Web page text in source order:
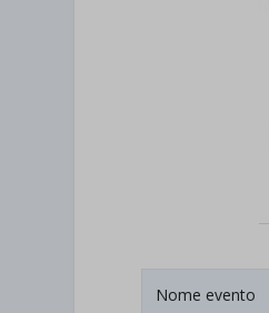
Nome evento